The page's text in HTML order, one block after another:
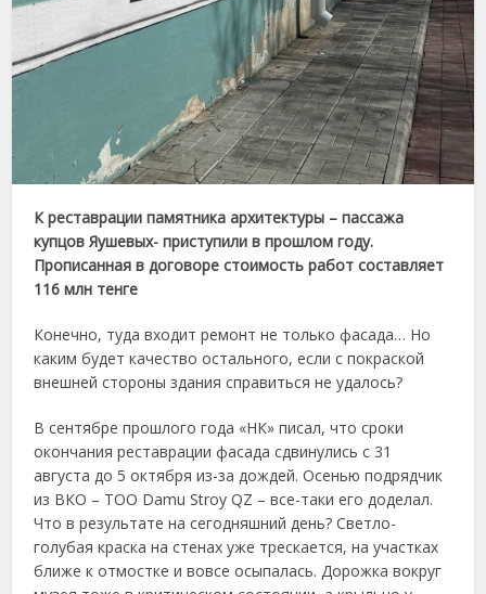
К реставрации памятника архитектуры – пассажа
купцов Яушевых- приступили в прошлом году.
Прописанная в договоре стоимость работ составляет
116 млн тенге
Конечно, туда входит ремонт не только фасада… Но
каким будет качество остального, если с покраской
внешней стороны здания справиться не удалось?
В сентябре прошлого года «НК» писал, что сроки
окончания реставрации фасада сдвинулись с 31
августа до 5 октября из-за дождей. Осенью подрядчик
из ВКО – ТОО Damu Stroy QZ – все-таки его доделал.
Что в результате на сегодняшний день? Светло-
голубая краска на стенах уже трескается, на участках
ближе к отмостке и вовсе осыпалась. Дорожка вокруг